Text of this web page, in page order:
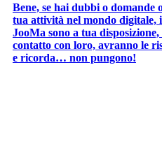
Bene, se hai dubbi o domande
tua attività nel mondo digitale,
JooMa sono a tua
contatto con loro, avranno le
e ricorda… non pungono!